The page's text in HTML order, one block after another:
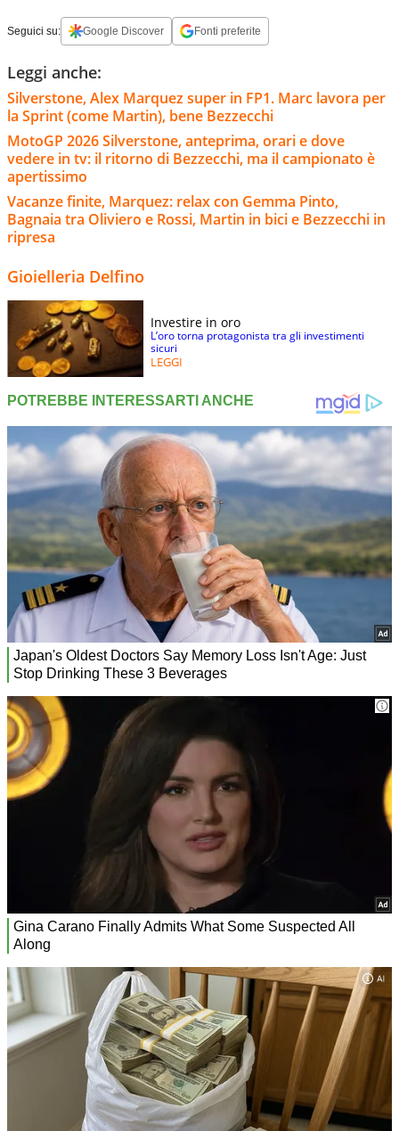
Seguici su: Google Discover Fonti preferite
Leggi anche:
Silverstone, Alex Marquez super in FP1. Marc lavora per
la Sprint (come Martin), bene Bezzecchi
MotoGP 2026 Silverstone, anteprima, orari e dove
vedere in tv: il ritorno di Bezzecchi, ma il campionato è
apertissimo
Vacanze finite, Marquez: relax con Gemma Pinto,
Bagnaia tra Oliviero e Rossi, Martin in bici e Bezzecchi in
ripresa
Gioielleria Delfino
Investire in oro
L’oro torna protagonista tra gli investimenti
sicuri
LEGGI